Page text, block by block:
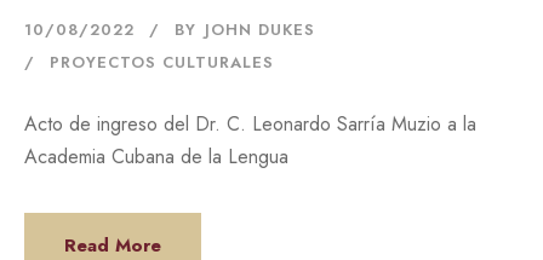
10/08/2022 BY JOHN DUKES
PROYECTOS CULTURALES
Acto de ingreso del Dr. C. Leonardo Sarría Muzio a la
Academia Cubana de la Lengua
Read More